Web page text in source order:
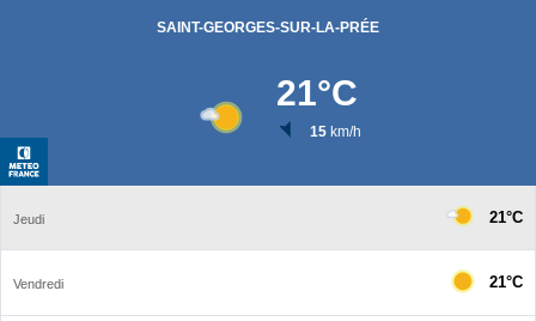
SAINT-GEORGES-SUR-LA-PRÉE
21°C
15km/h
Jeudi 21°C
Vendredi 21°C